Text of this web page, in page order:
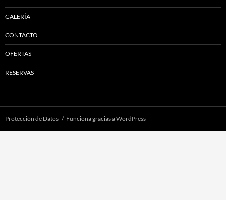
GALERÍA
CONTACTO
OFERTAS
RESERVAS
Protección de Datos Funciona gracias a WordPress